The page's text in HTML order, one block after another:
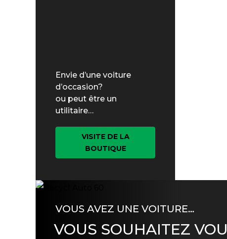
Envie d’une voiture
d’occasion?
ou peut être un
utilitaire…
VISITE DE LA
BOUTIQUE
VOUS AVEZ UNE VOITURE…
VOUS SOUHAITEZ